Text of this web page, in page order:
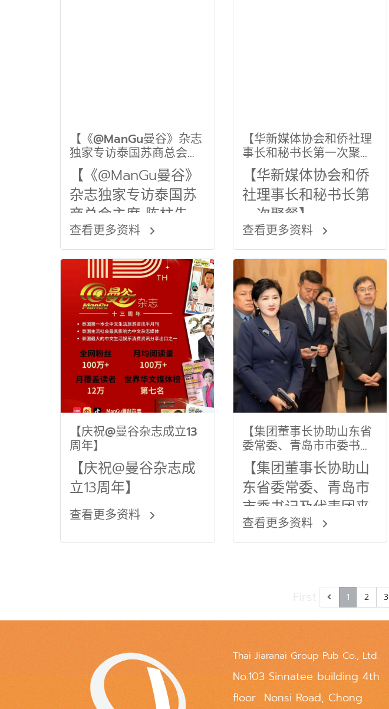
【《@ManGu曼谷》杂志
独家专访泰国苏商总会主
席 陈柱先生】
【《@ManGu曼谷》
杂志独家专访泰国苏
商总会主席 陈柱先
生】
查看更多资料
【华新媒体协会和侨社理
事长和秘书长第一次聚
餐】
【华新媒体协会和侨
社理事长和秘书长第
一次聚餐】
查看更多资料
【庆祝@曼谷杂志成立13
周年】
【庆祝@曼谷杂志成
立13周年】
查看更多资料
【集团董事长协助山东省
委常委、青岛市市委书记
及代表团来泰活动活动】
【集团董事长协助山
东省委常委、青岛市
市委书记及代表团来
泰活动活动】
查看更多资料
1 2 3
Thai Jiaranai Group Pub Co., Ltd.
No.103 Sinnatee building 4th
floor Nonsi Road, Chong